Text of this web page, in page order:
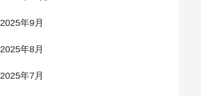
2025年9月
2025年8月
2025年7月